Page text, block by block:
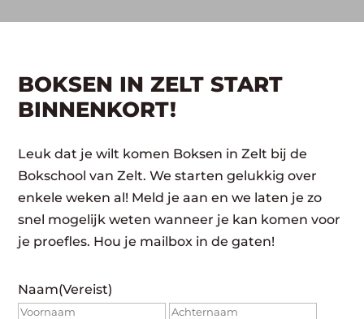
BOKSEN IN ZELT START
BINNENKORT!
Leuk dat je wilt komen Boksen in Zelt bij de
Bokschool van Zelt. We starten gelukkig over
enkele weken al! Meld je aan en we laten je zo
snel mogelijk weten wanneer je kan komen voor
je proefles. Hou je mailbox in de gaten!
Naam(Vereist)
Voornaam